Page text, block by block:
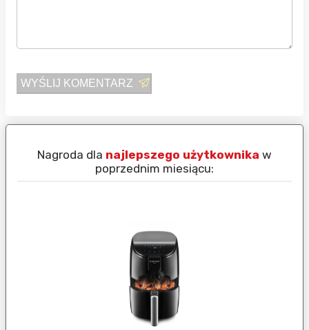
WYŚLIJ KOMENTARZ
Nagroda dla najlepszego użytkownika w
poprzednim miesiącu: